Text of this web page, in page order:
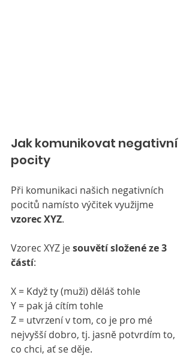
Jak komunikovat negativní
pocity
Při komunikaci našich negativních
pocitů namísto výčitek využijme
vzorec XYZ.
Vzorec XYZ je souvětí složené ze 3
částí:
X = Když ty (muži) děláš tohle
Y = pak já cítím tohle
Z = utvrzení v tom, co je pro mé
nejvyšší dobro, tj. jasně potvrdím to,
co chci, ať se děje.